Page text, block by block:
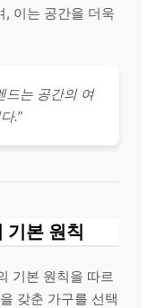
, 이는 공간을 더욱
드는 공간의 여
.”
기본 원칙
기본 원칙을 따르
갖춘 가구를 선택